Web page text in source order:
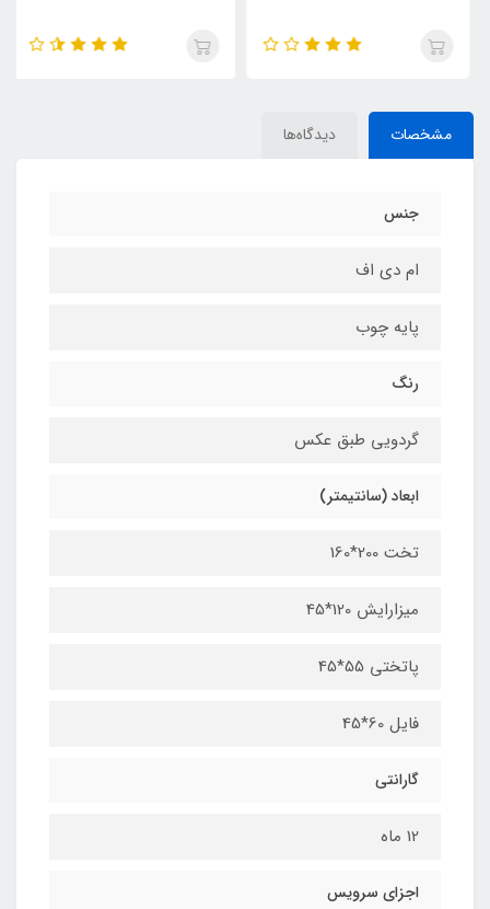
مشخصات دیدگاه‌ها
جنس
ام دی اف
پایه چوب
رنگ
گردویی طبق عکس
ابعاد (سانتیمتر)
تخت 200*160
میزارایش 120*45
پاتختی 55*45
فایل 60*45
گارانتی
12 ماه
اجزای سرویس